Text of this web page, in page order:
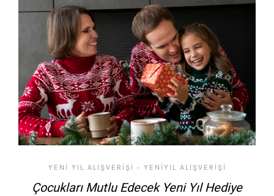
YENI YIL ALIŞVERIŞI • YENIYIL ALIŞVERIŞI
Çocukları Mutlu Edecek Yeni Yıl Hediye